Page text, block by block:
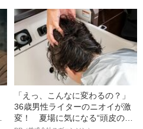
「えっ、こんなに変わるの？」
36歳男性ライターのニオイが激
変！ 夏場に気になる“頭皮のニ